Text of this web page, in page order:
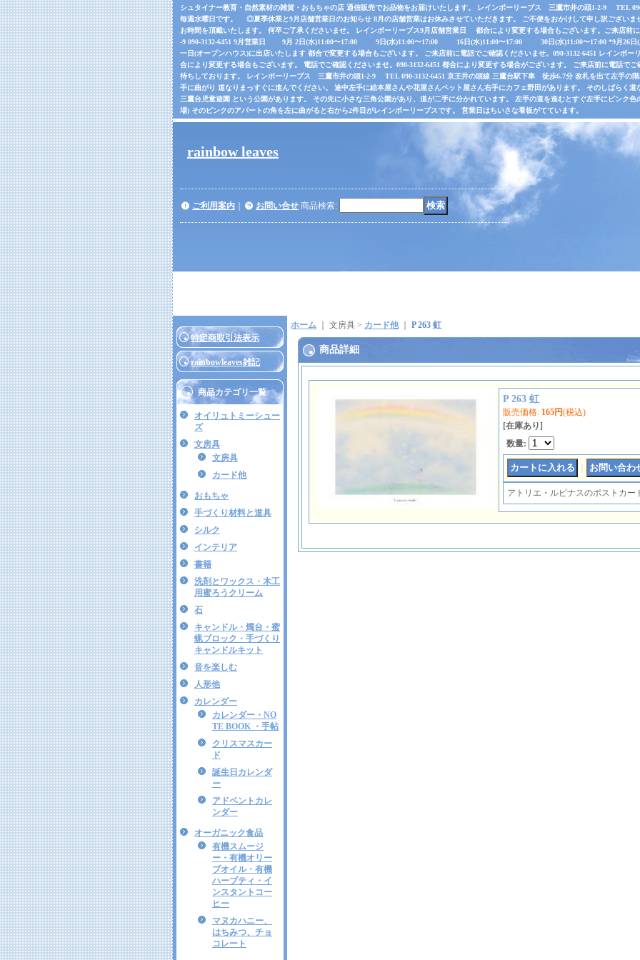
シュタイナー教育・自然素材の雑貨・おもちゃの店 通信販売でお品物をお届けいたします。 レインボーリーブス 三鷹市井の頭1-2-9 TEL
毎週水曜日です。 ◎夏季休業と9月店舗営業日のお知らせ 8月の店舗営業はお休みさせていただきます。 ご不便をおかけして申し訳ございま
お時間を頂戴いたします。 何卒ご了承くださいませ。 レインボーリーブス9月店舗営業日 都合により変更する場合もございます。ご来店前
-9 090-3132-6451 9月営業日 9月 2日(水)11:00〜17:00 9日(水)11:00〜17:00 16日(水)11:00〜17:00 30日(水)11:00〜17:00 *9月26日(
一日(オープンハウス)に出店いたします 都合で変更する場合もございます。 ご来店前に電話でご確認くださいませ。090-3132-6451 レインボ
合により変更する場合もございます。 電話でご確認くださいませ。090-3132-6451 都合により変更する場合がございます。 ご来店前に電話で
待ちしております。 レインボーリーブス 三鷹市井の頭1-2-9 TEL 090-3132-6451 京王井の頭線 三鷹台駅下車 徒歩6.7分 改札を出て左手の
手に曲がり 道なりまっすぐに進んでください。 途中左手に絵本屋さんや花屋さんペット屋さん右手にカフェ野田があります。 そのしばらく
三鷹台児童遊園 という公園があります。 その先に小さな三角公園があり、道が二手に分かれています。 左手の道を進むとすぐ左手にピンク
場) そのピンクのアパートの角を左に曲がると右から2件目がレインボーリーブスです。 営業日はちいさな看板がてています。
rainbow leaves
ご利用案内 お問い合せ 商品検索:
特定商取引法表示
rainbowleaves雑記
商品カテゴリ一覧
オイリュトミーシュー
ズ
文房具
文房具
カード他
おもちゃ
手づくり材料と道具
シルク
インテリア
書籍
洗剤とワックス・木工
用蜜ろうクリーム
石
キャンドル・燭台・蜜
蝋ブロック・手づくり
キャンドルキット
音を楽しむ
人形他
カレンダー
カレンダー・NO
TE BOOK ・手帖
クリスマスカー
ド
誕生日カレンダ
ー
アドベントカレ
ンダー
オーガニック食品
有機スムージ
ー・有機オリー
ブオイル・有機
ハーブティ・イ
ンスタントコー
ヒー
マヌカハニー、
はちみつ、チョ
コレート
ホーム ｜ 文房具 > カード他｜ P 263 虹
商品詳細
P 263 虹
販売価格: 165円(税込)
[在庫あり]
数量:
アトリエ・ルピナスのポストカー